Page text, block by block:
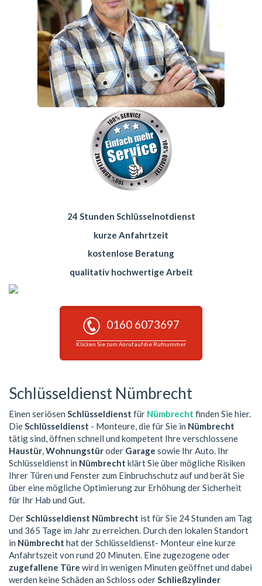
24 Stunden Schlüsselnotdienst
kurze Anfahrtzeit
kostenlose Beratung
qualitativ hochwertige Arbeit
0160 6073697
Klicken Sie zum Anruf auf die Rufnummer
Schlüsseldienst Nümbrecht
Einen seriösen Schlüsseldienst für Nümbrecht finden Sie hier.
DieSchlüsseldienst - Monteure, die für Sie in Nümbrecht
tätig sind, öffnen schnell und kompetent Ihre verschlossene
Haustür,Wohnungstüroder Garage sowie Ihr Auto. Ihr
Schlüsseldienst in Nümbrecht klärt Sie über mögliche Risiken
Ihrer Türen und Fenster zum Einbruchschutz auf und berät Sie
über eine mögliche Optimierung zur Erhöhung der Sicherheit
für Ihr Hab und Gut.
DerSchlüsseldienst Nümbrecht ist für Sie 24 Stunden am Tag
und 365 Tage im Jahr zu erreichen. Durch den lokalen Standort
in Nümbrecht hat der Schlüsseldienst- Monteur eine kurze
Anfahrtszeit von rund 20 Minuten. Eine zugezogene oder
zugefallene Türe wird in wenigen Minuten geöffnet und dabei
werden keine Schäden an Schloss oderSchließzylinder